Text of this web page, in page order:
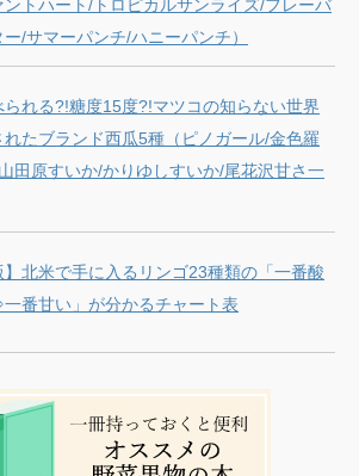
ントハート/トロピカルサンライズ/フレーバ
/サマーパンチ/ハニーパンチ）
られる?!糖度15度?!マツコの知らない世界
れたブランド西瓜5種（ピノガール/金色羅
田原すいか/かりゆしすいか/尾花沢甘さ一
】北米で手に入るリンゴ23種類の「一番酸
番甘い」が分かるチャート表